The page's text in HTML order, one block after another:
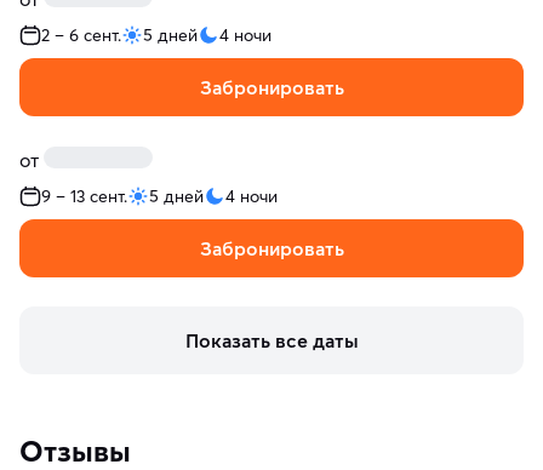
2 – 6 сент. 5 дней 4 ночи
Забронировать
от
9 – 13 сент. 5 дней 4 ночи
Забронировать
Показать все даты
Отзывы